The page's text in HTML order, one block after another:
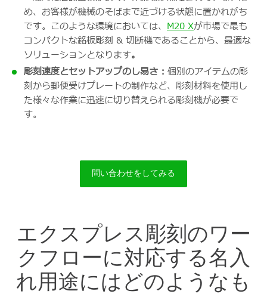
め、お客様が機械のそばまで近づける状態に置かれがち
です。このような環境においては、 M20 Xが市場で最も
コンパクトな銘板彫刻 & 切断機であることから、最適な
ソリューションとなります。
彫刻速度とセットアップのし易さ : 個別のアイテムの彫
刻から郵便受けプレートの制作など、彫刻材料を使用し
た様々な作業に迅速に切り替えられる彫刻機が必要で
す。
問い合わせをしてみる
エクスプレス彫刻のワー
クフローに対応する名入
れ用途にはどのようなも